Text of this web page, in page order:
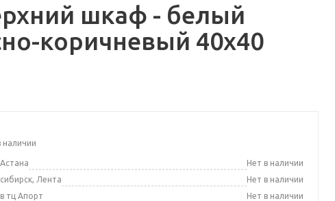
шкаф - белый
коричневый 40x40
наличии
Нет в наличии
Лента
Нет в наличии
тц Апорт
Нет в наличии